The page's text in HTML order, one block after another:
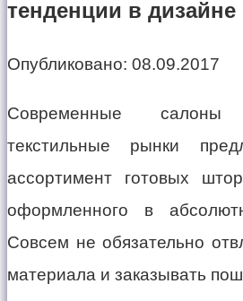
тенденции в дизайне
Опубликовано: 08.09.2017
Современные
текстильные рынки
ассортимент готовых
оформленного в
Совсем не обязательно
материала и заказывать